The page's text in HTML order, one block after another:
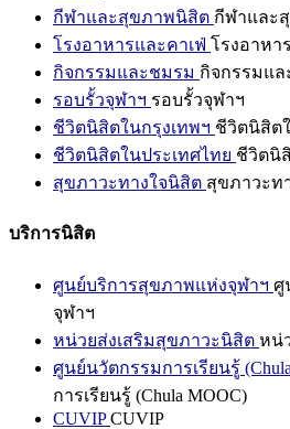
กีฬาและสุขภาพนิสิต กีฬาและ
โรงอาหารและคาเฟ่ โรงอาหา
กิจกรรมและชมรม กิจกรรมแ
รอบรั้วจุฬาฯ รอบรั้วจุฬาฯ
ชีวิตนิสิตในกรุงเทพฯ ชีวิตนิสิต
ชีวิตนิสิตในประเทศไทย ชีวิตนิ
สุขภาวะทางใจนิสิต สุขภาวะท
บริการนิสิต
ศูนย์บริการสุขภาพแห่งจุฬาฯ ศู
จุฬาฯ
หน่วยส่งเสริมสุขภาวะนิสิต หน่
ศูนย์นวัตกรรมการเรียนรู้
การเรียนรู้ (Chula MOOC)
CUVIPCUVIP